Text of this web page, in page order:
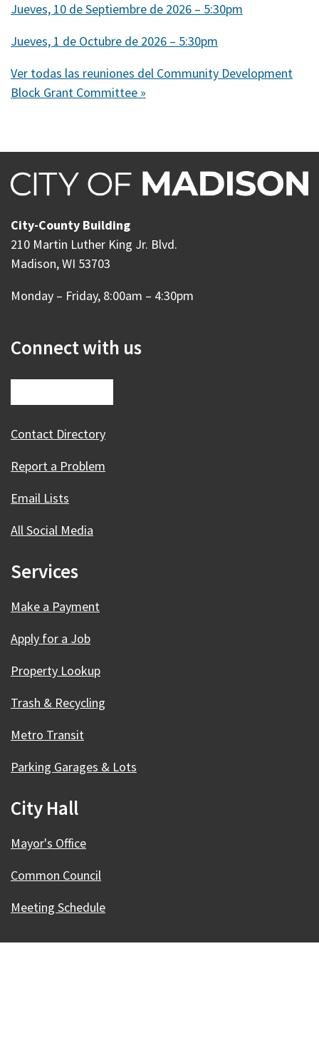
Jueves, 10 de Septiembre de 2026 – 5:30pm
Jueves, 1 de Octubre de 2026 – 5:30pm
Ver todas las reuniones del Community Development
Block Grant Committee »
City-County Building
210 Martin Luther King Jr. Blvd.
Madison, WI 53703
Monday – Friday, 8:00am – 4:30pm
Connect with us
Contact Directory
Report a Problem
Email Lists
All Social Media
Services
Make a Payment
Apply for a Job
Property Lookup
Trash & Recycling
Metro Transit
Parking Garages & Lots
City Hall
Mayor's Office
Common Council
Meeting Schedule